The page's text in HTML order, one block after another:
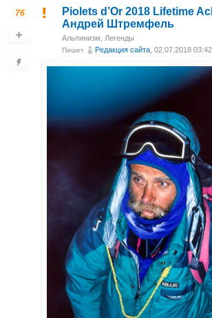
76
Piolets d’Or 2018 Lifetime
Андрей Штремфель
Альпинизм Легенды
Пишет Редакция сайта , 02.07.2018 03:42